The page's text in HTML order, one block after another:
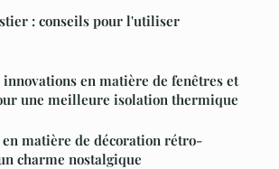
: conseils pour l'utiliser
innovations en matière de fenêtres et
une meilleure isolation thermique
en matière de décoration rétro-
charme nostalgique